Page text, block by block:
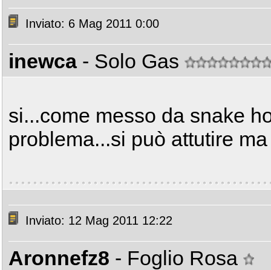
Inviato: 6 Mag 2011 0:00
inewca - Solo Gas
si...come messo da snake
problema...si può attutire
Inviato: 12 Mag 2011 12:22
Aronnefz8 - Foglio Rosa